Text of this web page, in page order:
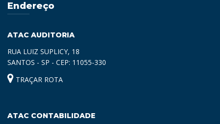
Endereço
ATAC AUDITORIA
RUA LUIZ SUPLICY, 18
SANTOS - SP - CEP: 11055-330
TRAÇAR ROTA
ATAC CONTABILIDADE